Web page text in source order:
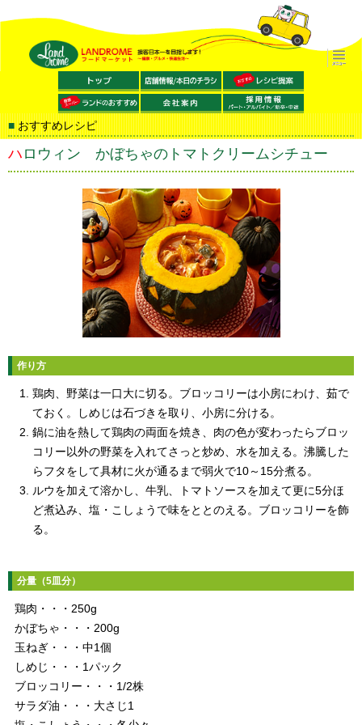
おすすめレシピ
ハロウィン かぼちゃのトマトクリームシチュー
作り方
鶏肉、野菜は一口大に切る。ブロッコリーは小房にわけ、茹で
ておく。しめじは石づきを取り、小房に分ける。
鍋に油を熱して鶏肉の両面を焼き、肉の色が変わったらブロッ
コリー以外の野菜を入れてさっと炒め、水を加える。沸騰した
らフタをして具材に火が通るまで弱火で10～15分煮る。
ルウを加えて溶かし、牛乳、トマトソースを加えて更に5分ほ
ど煮込み、塩・こしょうで味をととのえる。ブロッコリーを飾
る。
分量（5皿分）
鶏肉・・・250g
かぼちゃ・・・200g
玉ねぎ・・・中1個
しめじ・・・1パック
ブロッコリー・・・1/2株
サラダ油・・・大さじ1